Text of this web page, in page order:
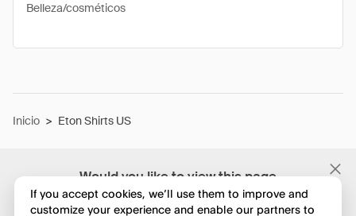
Would you like to view this page
in English?
Belleza/cosméticos
Inicio > Eton Shirts US
If you accept cookies, we’ll use them to improve and
customize your experience and enable our partners to